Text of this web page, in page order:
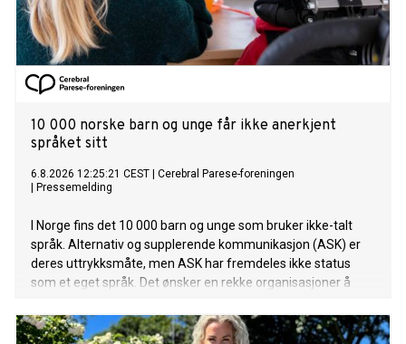
10 000 norske barn og unge får ikke anerkjent
språket sitt
6.8.2026 12:25:21 CEST
Cerebral Parese-foreningen
Pressemelding
I Norge fins det 10 000 barn og unge som bruker ikke-talt
språk. Alternativ og supplerende kommunikasjon (ASK) er
deres uttrykksmåte, men ASK har fremdeles ikke status
som et eget språk. Det ønsker en rekke organisasjoner å